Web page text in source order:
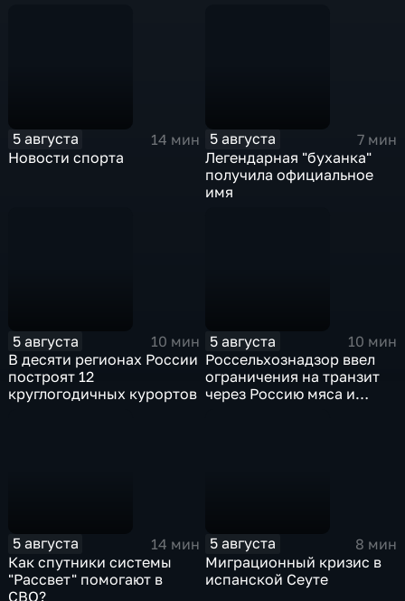
5 августа
14 мин
Новости спорта
5 августа
7 мин
Легендарная "буханка"
получила официальное
имя
5 августа
10 мин
В десяти регионах России
построят 12
круглогодичных курортов
5 августа
10 мин
Россельхознадзор ввел
ограничения на транзит
через Россию мяса и
5 августа
14 мин
Как спутники системы
"Рассвет" помогают в
СВО?
5 августа
8 мин
Миграционный кризис в
испанской Сеуте